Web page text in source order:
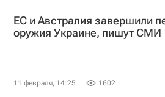
ЕС и Австралия завершили
оружия Украине, пишут СМИ
11 февраля, 14:25 1602